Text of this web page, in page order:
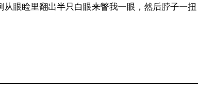
眼睑里翻出半只白眼来瞥我一眼，然后脖子一